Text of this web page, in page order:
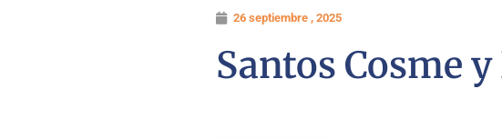
26 septiembre , 2025
Santos Cosme